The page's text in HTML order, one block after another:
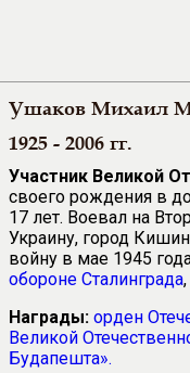
Ушаков Михаил
1925 - 2006 гг.
Участник Великой
своего рождения в
17 лет. Воевал на
Украину, город
войну в мае 1945
обороне Сталинграда
Награды: орден
Великой
Будапешта».